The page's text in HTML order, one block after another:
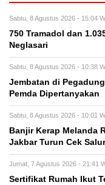
Sabtu, 8 Agustus 2026 - 15:04
750 Tramadol dan
Neglasari
Sabtu, 8 Agustus 2026 - 10:38
Jembatan di
Pemda Dipertanyakan
Sabtu, 8 Agustus 2026 - 10:01
Banjir Kerap Melanda
Jakbar Turun Cek
Jumat, 7 Agustus 2026 - 21:41
Sertifikat Rumah Ikut